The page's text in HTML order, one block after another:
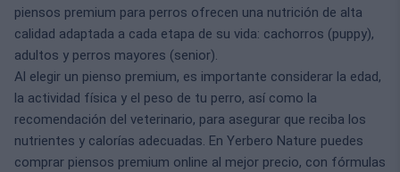
piensos premium para perros ofrecen una nutrición de alta
calidad adaptada a cada etapa de su vida: cachorros (puppy),
adultos y perros mayores (senior).
Al elegir un pienso premium, es importante considerar la edad,
la actividad física y el peso de tu perro, así como la
recomendación del veterinario, para asegurar que reciba los
nutrientes y calorías adecuadas. En Yerbero Nature puedes
comprar piensos premium online al mejor precio, con fórmulas